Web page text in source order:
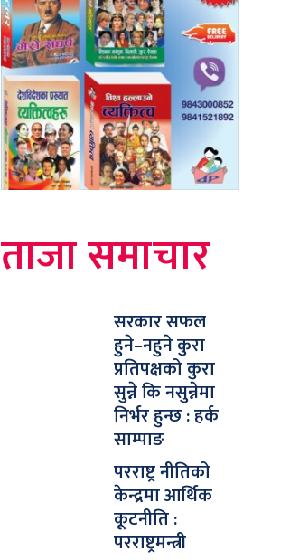
ताजा समाचार
सरकार सफल
हुने–नहुने कुरा
प्रतिपक्षको कुरा
सुन्ने कि नसुन्नेमा
निर्भर हुन्छ : हर्क
साम्पाङ
परराष्ट्र नीतिको
केन्द्रमा आर्थिक
कूटनीति :
परराष्ट्रमन्त्री